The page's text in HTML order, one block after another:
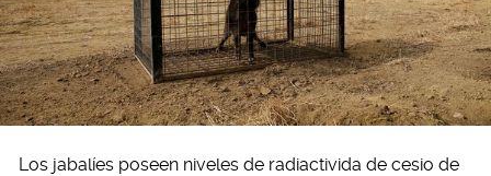
Los jabalíes poseen niveles de radiactivida de cesio de